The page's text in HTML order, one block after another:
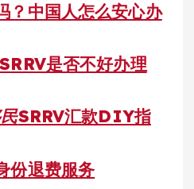
？中国人怎么安心办
是否不好办理
SRRV汇款DIY指
份退费服务